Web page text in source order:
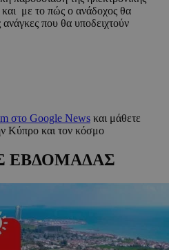
με το πώς ο ανάδοχος θα
ανάγκες που θα υποδειχτούν
στο Google News και μάθετε
Κύπρο και τον κόσμο
ΕΒΔΟΜΑΔΑΣ